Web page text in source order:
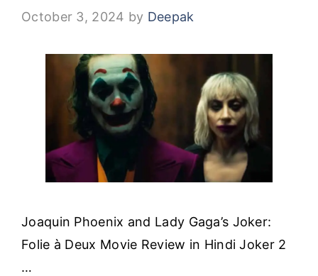
October 3, 2024 by Deepak
Joaquin Phoenix and Lady Gaga’s Joker:
Folie à Deux Movie Review in Hindi Joker 2
…